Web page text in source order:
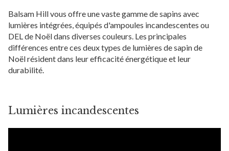
Balsam Hill vous offre une vaste gamme de sapins avec
lumières intégrées, équipés d'ampoules incandescentes ou
DEL de Noël dans diverses couleurs. Les principales
différences entre ces deux types de lumières de sapin de
Noël résident dans leur efficacité énergétique et leur
durabilité.
Lumières incandescentes